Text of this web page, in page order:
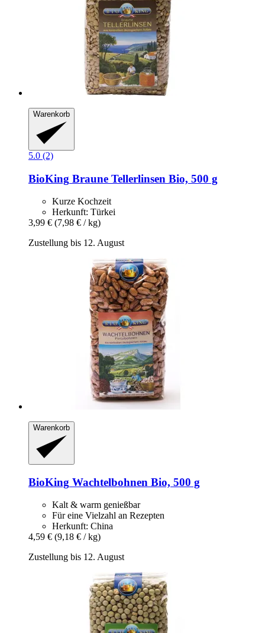
Warenkorb
5.0 (2)
BioKing Braune Tellerlinsen Bio, 500 g
Kurze Kochzeit
Herkunft: Türkei
3,99 € (7,98 € / kg)
Zustellung bis 12. August
Warenkorb
BioKing Wachtelbohnen Bio, 500 g
Kalt & warm genießbar
Für eine Vielzahl an Rezepten
Herkunft: China
4,59 € (9,18 € / kg)
Zustellung bis 12. August